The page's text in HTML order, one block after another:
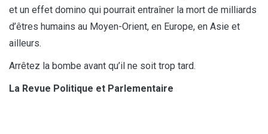
et un effet domino qui pourrait entraîner la mort de milliards
d’êtres humains au Moyen-Orient, en Europe, en Asie et
ailleurs.
Arrêtez la bombe avant qu’il ne soit trop tard.
La Revue Politique et Parlementaire